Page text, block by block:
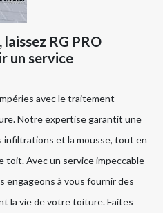
RG PRO
un service
avec le traitement
Notre expertise garantit une
et la mousse, tout en
toit. Avec un service impeccable
engageons à vous fournir des
la vie de votre toiture. Faites